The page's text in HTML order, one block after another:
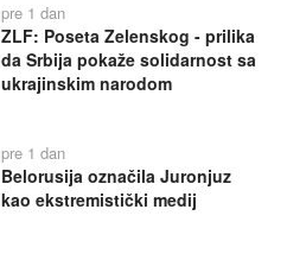
pre 1 dan
ZLF: Poseta Zelenskog - prilika
da Srbija pokaže solidarnost sa
ukrajinskim narodom
pre 1 dan
Belorusija označila Juronjuz
kao ekstremistički medij